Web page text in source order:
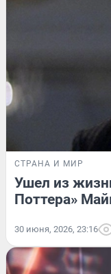
СТРАНА И МИР
Ушел из
Поттера»
30 июня, 2026, 23:16